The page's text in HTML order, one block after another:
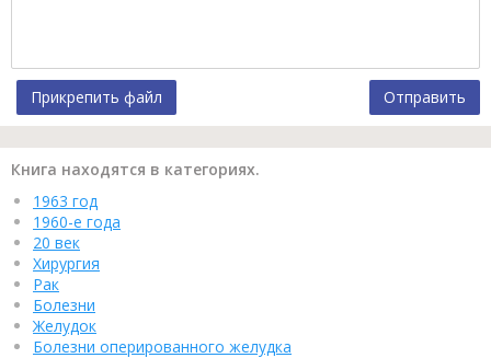
Прикрепить файл Отправить
Книга находятся в категориях.
1963 год
1960-е года
20 век
Хирургия
Рак
Болезни
Желудок
Болезни оперированного желудка